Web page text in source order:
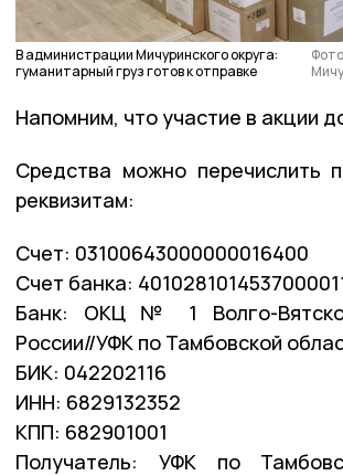
В администрации Мичуринского округа:
гуманитарный груз готов к отправке
Напомним, что участие в акции
Средства можно перечислить
реквизитам:
Счет: 03100643000000016400
Счет банка:
Банк: ОКЦ № 1 Волго-
России//УФК по Тамбовской
БИК: 042202116
ИНН: 6829132352
КПП: 682901001
Получатель: УФК по